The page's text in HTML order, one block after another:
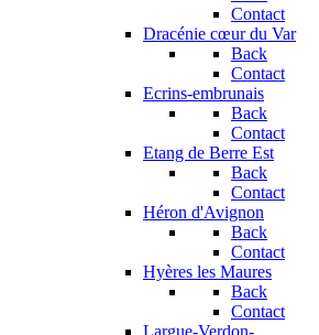
Contact
Dracénie cœur du Var
Back
Contact
Ecrins-embrunais
Back
Contact
Etang de Berre Est
Back
Contact
Héron d'Avignon
Back
Contact
Hyères les Maures
Back
Contact
Largue-Verdon-